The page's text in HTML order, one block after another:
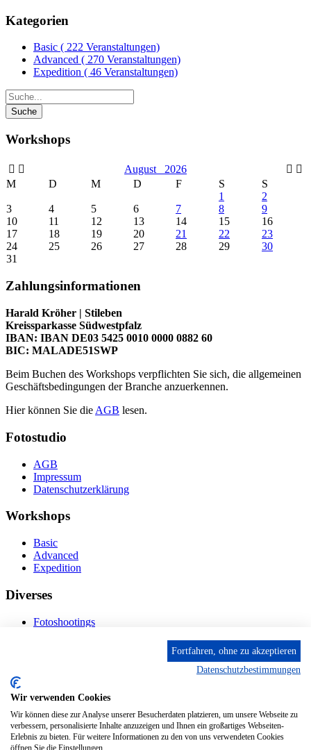
Kategorien
Basic ( 222 Veranstaltungen)
Advanced ( 270 Veranstaltungen)
Expedition ( 46 Veranstaltungen)
Workshops
August 2026
M
D M D F S
S
1
2
3
4 5 6 7 8
9
10
11 12 13 14 15
16
17
18 19 20 21 22
23
24
25 26 27 28 29
30
31
Zahlungsinformationen
Harald Kröher | Stileben
Kreissparkasse Südwestpfalz
IBAN: IBAN DE03 5425 0010 0000 0882 60
BIC: MALADE51SWP
Beim Buchen des Workshops verpflichten Sie sich, die allgemeinen
Geschäftsbedingungen der Branche anzuerkennen.
Hier können Sie die AGB lesen.
Fotostudio
AGB
Impressum
Datenschutzerklärung
Workshops
Basic
Advanced
Expedition
Diverses
Fotoshootings
Kontakt
Fröhnstr. 4-8, 66954 Pirmasens
Diese E-Mail-Adresse ist vor Spambots geschützt! Zur
Anzeige muss JavaScript eingeschaltet sein.
Mobil: + 49 (0) 176/84 62 18 86
Fortfahren, ohne zu akzeptieren
Datenschutzbestimmungen
Wir verwenden Cookies
Wir können diese zur Analyse unserer Besucherdaten platzieren, um unsere Webseite zu
verbessern, personalisierte Inhalte anzuzeigen und Ihnen ein großartiges Webseiten-
Erlebnis zu bieten. Für weitere Informationen zu den von uns verwendeten Cookies
öffnen Sie die Einstellungen.